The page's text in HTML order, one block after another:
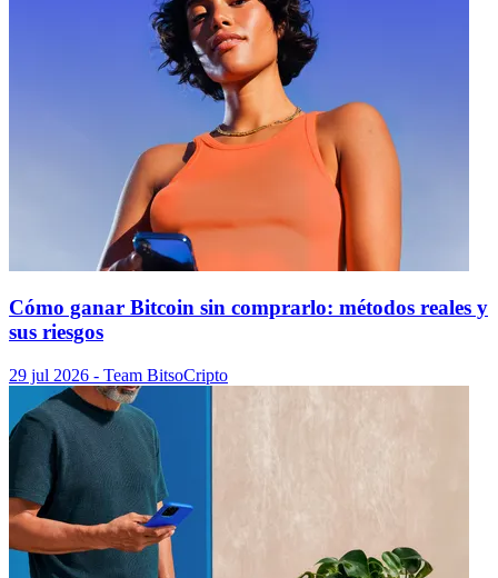
Cómo ganar Bitcoin sin comprarlo: métodos reales y
sus riesgos
29 jul 2026 - Team BitsoCripto